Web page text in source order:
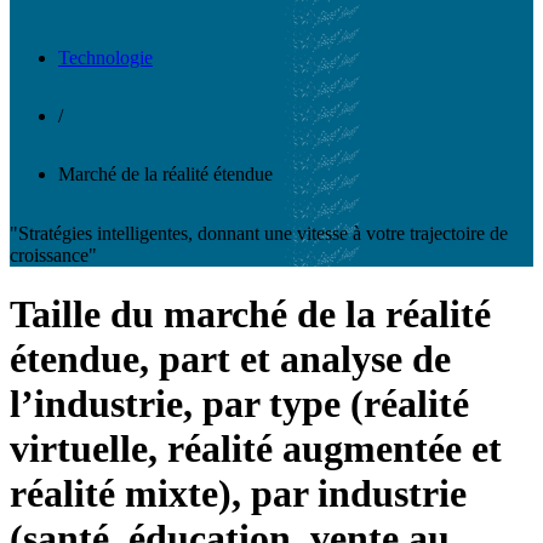
Technologie
/
Marché de la réalité étendue
"Stratégies intelligentes, donnant une vitesse à votre trajectoire de
croissance"
Taille du marché de la réalité
étendue, part et analyse de
l’industrie, par type (réalité
virtuelle, réalité augmentée et
réalité mixte), par industrie